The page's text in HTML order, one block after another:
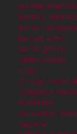
acontecimientos
bailes y
bares,
barraquismo
barrio gótico
calles, plazas
cines
clinicas,
colegios y
comercios
conventos,
deporte